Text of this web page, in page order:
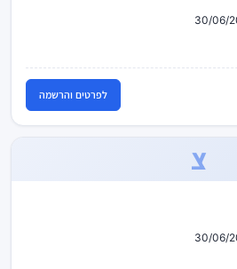
לפרטים והרשמה
צ